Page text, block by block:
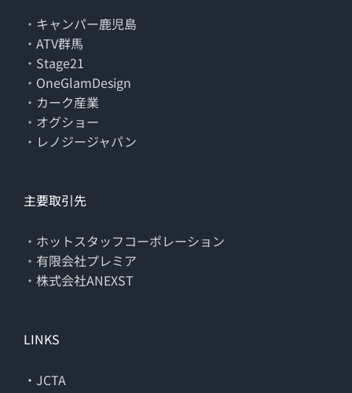
・ キャンパー鹿児島
・ ATV群馬
・ Stage21
・ OneGlamDesign
・ カーク産業
・ オグショー
・ レノジージャパン
主要取引先
・ ホットスタッフコーポレーション
・ 有限会社プレミア
・ 株式会社ANEXST
LINKS
・JCTA